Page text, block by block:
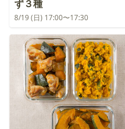
ず３種
8/19 (日) 17:00〜17:30